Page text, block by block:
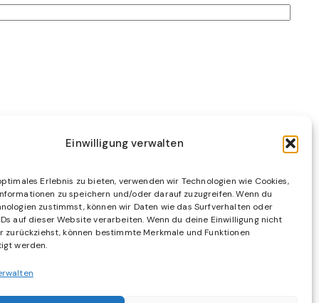
Einwilligung verwalten
Erlebnis zu bieten, verwenden wir Technologien wie Cookies,
zu speichern und/oder darauf zuzugreifen. Wenn du
zustimmst, können wir Daten wie das Surfverhalten oder
auf dieser Website verarbeiten. Wenn du deine Einwilligung nicht
zurückziehst, können bestimmte Merkmale und Funktionen
werden.
Datenschutz
Cookie
AGB´s